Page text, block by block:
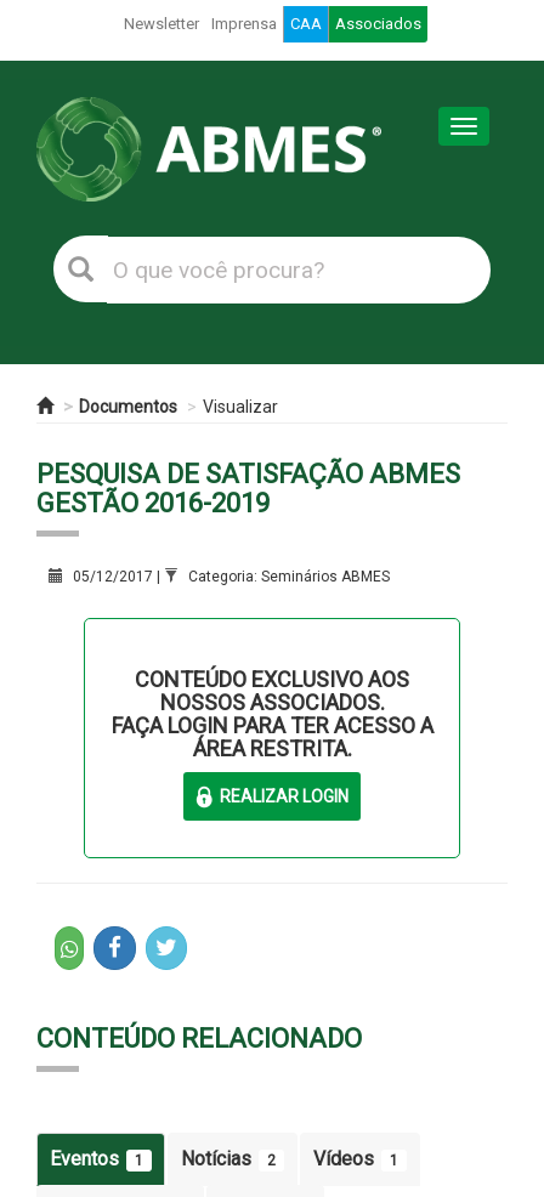
Newsletter Imprensa CAA Associados
Toggle
Documentos Visualizar
PESQUISA DE SATISFAÇÃO ABMES
GESTÃO 2016-2019
05/12/2017 | Categoria: Seminários ABMES
CONTEÚDO EXCLUSIVO AOS
NOSSOS ASSOCIADOS.
FAÇA LOGIN PARA TER ACESSO A
ÁREA RESTRITA.
CONTEÚDO RELACIONADO
Eventos 1 Notícias 2 Vídeos 1